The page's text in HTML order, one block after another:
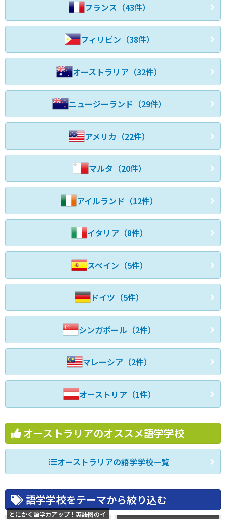
フランス（43件）
フィリピン（38件）
オーストラリア（32件）
ニュージーランド（29件）
アメリカ（22件）
マルタ（20件）
アイルランド（12件）
イタリア（8件）
スペイン（5件）
ドイツ（5件）
シンガポール（2件）
マレーシア（2件）
オーストリア（1件）
オーストラリアのオススメ語学学校
オーストラリアの語学学校一覧
語学学校をテーマから絞り込む
とにかく語学力アップ！英語圏のイ